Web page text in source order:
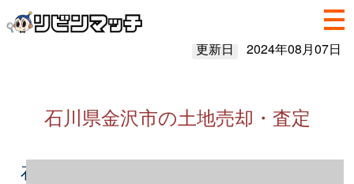
更新日 2024年08月07日
石川県金沢市の土地売却・査定
石川県金沢市の土地売却情報（2023年1～12